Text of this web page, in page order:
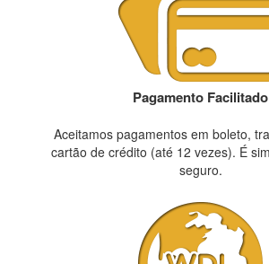
Pagamento Facilitado
Aceitamos pagamentos em boleto,
cartão de crédito (até 12 vezes). É
seguro.